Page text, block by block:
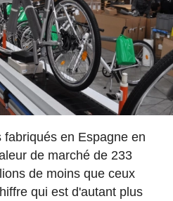
en Espagne en
de marché de 233
de moins que ceux
qui est d'autant plus